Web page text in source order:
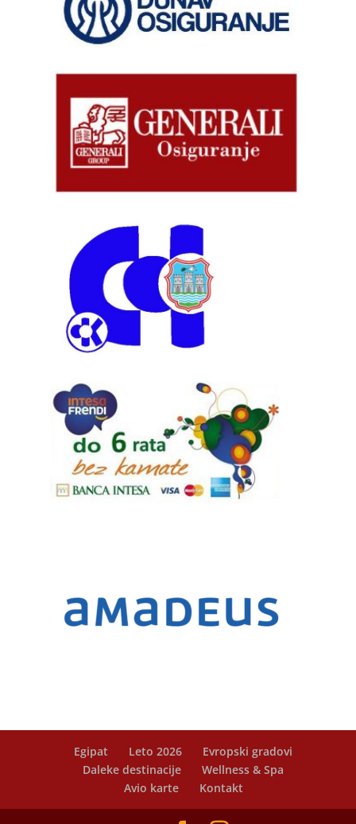
Egipat Leto 2026
Evropski gradovi
Daleke destinacije
Wellness & Spa
Avio karte
Kontakt